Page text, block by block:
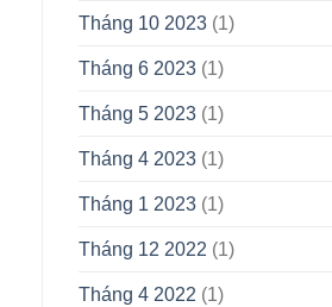
Tháng 10 2023(1)
Tháng 6 2023(1)
Tháng 5 2023(1)
Tháng 4 2023(1)
Tháng 1 2023(1)
Tháng 12 2022 (1)
Tháng 4 2022 (1)